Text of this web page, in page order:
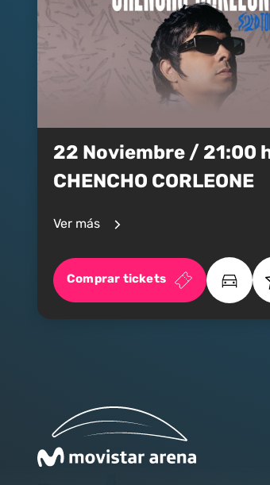
22 Noviembre / 21:00
CHENCHO CORLEONE
Ver más
Comprar tickets